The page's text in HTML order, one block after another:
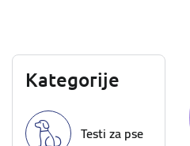
Kategorije
Testi za pse